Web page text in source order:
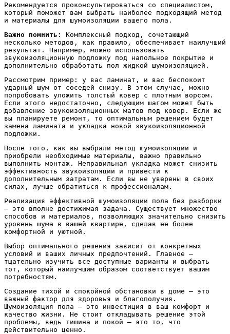
Рекомендуется проконсультироваться со специалистом,
который поможет вам выбрать наиболее подходящий метод
и материалы для шумоизоляции вашего пола.
Важно помнить:
Комплексный подход, сочетающий
несколько методов, как правило, обеспечивает наилучший
результат. Например, можно использовать
звукоизоляционную подложку под напольное покрытие и
дополнительно обработать пол жидкой шумоизоляцией.
Рассмотрим пример: у вас ламинат, и вас беспокоит
ударный шум от соседей снизу. В этом случае, можно
попробовать уложить толстый ковер с плотным ворсом.
Если этого недостаточно, следующим шагом может быть
добавление звукоизоляционных матов под ковер. Если же
вы планируете ремонт, то оптимальным решением будет
замена ламината и укладка новой звукоизоляционной
подложки.
После того, как вы выбрали метод шумоизоляции и
приобрели необходимые материалы, важно правильно
выполнить монтаж. Неправильная укладка может снизить
эффективность звукоизоляции и привести к
дополнительным затратам. Если вы не уверены в своих
силах, лучше обратиться к профессионалам.
Реализация эффективной шумоизоляции пола без разборки
– это вполне достижимая задача. Существует множество
способов и материалов, позволяющих значительно снизить
уровень шума в вашей квартире, сделав ее более
комфортной и уютной.
Выбор оптимального решения зависит от конкретных
условий и ваших личных предпочтений. Главное –
тщательно изучить все доступные варианты и выбрать
тот, который наилучшим образом соответствует вашим
потребностям.
Создание тихой и спокойной обстановки в доме – это
важный фактор для здоровья и благополучия.
Шумоизоляция пола – это инвестиция в ваш комфорт и
качество жизни. Не стоит откладывать решение этой
проблемы, ведь тишина и покой – это то, что
действительно ценно.